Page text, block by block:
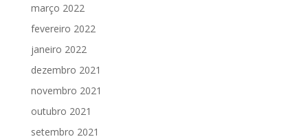
março 2022
fevereiro 2022
janeiro 2022
dezembro 2021
novembro 2021
outubro 2021
setembro 2021